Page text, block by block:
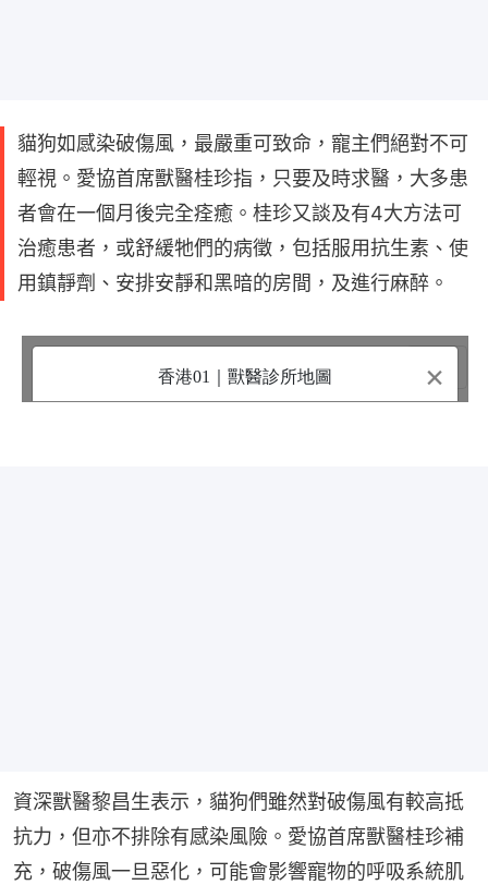
貓狗如感染破傷風，最嚴重可致命，寵主們絕對不可
輕視。愛協首席獸醫桂珍指，只要及時求醫，大多患
者會在一個月後完全痊癒。桂珍又談及有4大方法可
治癒患者，或舒緩牠們的病徵，包括服用抗生素、使
用鎮靜劑、安排安靜和黑暗的房間，及進行麻醉。
資深獸醫黎昌生表示，貓狗們雖然對破傷風有較高抵
抗力，但亦不排除有感染風險。愛協首席獸醫桂珍補
充，破傷風一旦惡化，可能會影響寵物的呼吸系統肌